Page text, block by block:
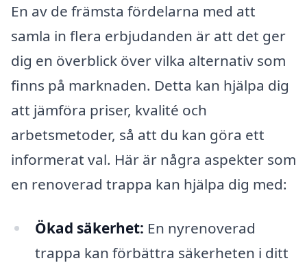
En av de främsta fördelarna med att
samla in flera erbjudanden är att det ger
dig en överblick över vilka alternativ som
finns på marknaden. Detta kan hjälpa dig
att jämföra priser, kvalité och
arbetsmetoder, så att du kan göra ett
informerat val. Här är några aspekter som
en renoverad trappa kan hjälpa dig med:
Ökad säkerhet: En nyrenoverad
trappa kan förbättra säkerheten i ditt